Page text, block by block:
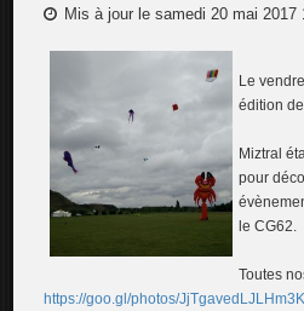
Mis à jour le samedi 20 mai 2017
Le
édition
Miztral
pour
le CG62.
Toutes
https://goo.gl/photos/